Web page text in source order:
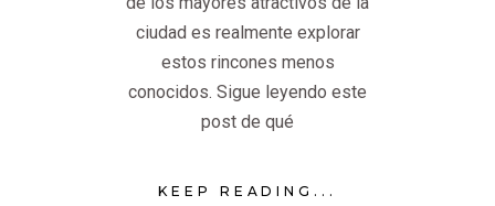
ciudad es realmente explorar
estos rincones menos
conocidos. Sigue leyendo este
post de qué
KEEP READING...